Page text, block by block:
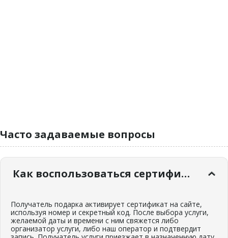
Часто задаваемые вопросы
Как воспользоваться сертификатом?
Получатель подарка активирует сертификат на сайте,
используя номер и секретный код. После выбора услуги,
желаемой даты и времени с ним свяжется либо
организатор услуги, либо наш оператор и подтвердит